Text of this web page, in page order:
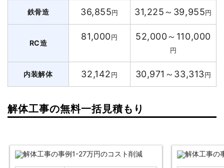
鉄骨造 36,855円 31,225～39,955円
RC造
81,000円 52,000～110,000
円
内装解体 32,142円 30,971～33,313円
解体工事の無料一括見積もり